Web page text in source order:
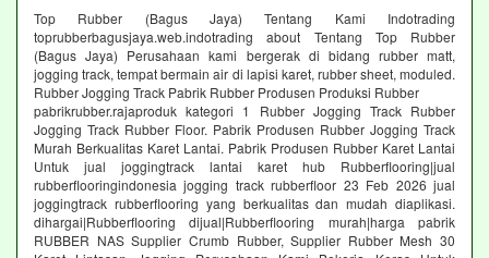
Top Rubber (Bagus Jaya) Tentang Kami Indotrading
toprubberbagusjaya.web.indotrading about Tentang Top Rubber
(Bagus Jaya) Perusahaan kami bergerak di bidang rubber matt,
jogging track, tempat bermain air di lapisi karet, rubber sheet, moduled.
Rubber Jogging Track Pabrik Rubber Produsen Produksi Rubber
pabrikrubber.rajaproduk kategori 1 Rubber Jogging Track Rubber
Jogging Track Rubber Floor. Pabrik Produsen Rubber Jogging Track
Murah Berkualitas Karet Lantai. Pabrik Produsen Rubber Karet Lantai
Untuk jual joggingtrack lantai karet hub Rubberflooring|jual
rubberflooringindonesia jogging track rubberfloor 23 Feb 2026 jual
joggingtrack rubberflooring yang berkualitas dan mudah diaplikasi.
dihargai|Rubberflooring dijual|Rubberflooring murah|harga pabrik
RUBBER NAS Supplier Crumb Rubber, Supplier Rubber Mesh 30